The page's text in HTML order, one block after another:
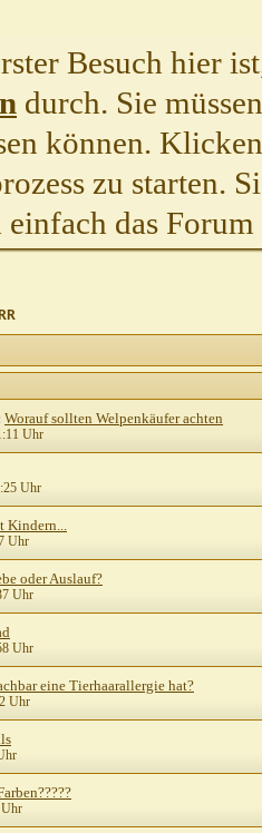
Besuch hier
durch. Sie
können.
zu starten.
einfach das
Worauf sollten Welpenkäufer achten
Uhr
Uhr
Uhr
oder Auslauf?
Uhr
Uhr
eine Tierhaarallergie hat?
Uhr
Uhr